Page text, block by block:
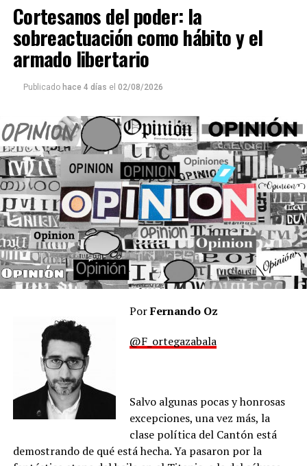
Cortesanos del poder: la
sobreactuación como hábito y el
armado libertario
Publicado hace 4 días el 02/08/2026
PorFernando Oz
@F_ortegazabala
Salvo algunas pocas y honrosas
excepciones, una vez más, la
clase política del Cantón está
demostrando de qué está hecha. Ya pasaron por la